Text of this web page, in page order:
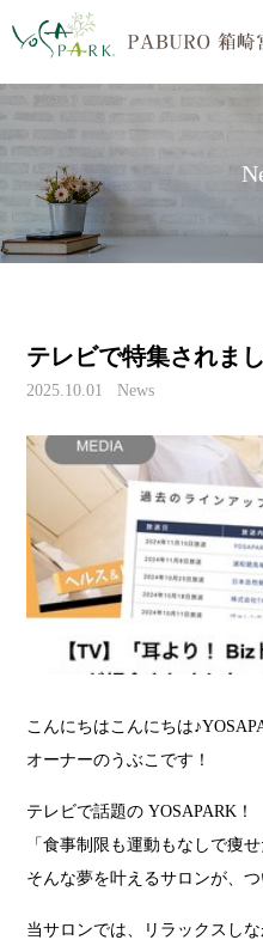
テレビで特集されま
2025.10.01 News
こんにちはこんにちは
オーナーのうぶこです！
テレビで話題の YOSAPARK！
「食事制限も運動もなしで痩
そんな夢を叶えるサロンが、つ
当サロンでは、リラックスしな